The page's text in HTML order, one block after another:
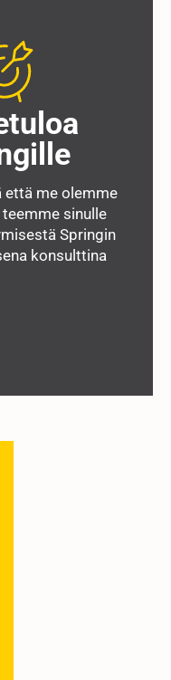
että me olemme
sinulle
Springin
konsulttina